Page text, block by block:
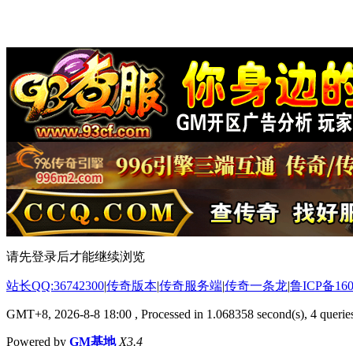
请先登录后才能继续浏览
站长QQ:36742300|传奇版本|传奇服务端|传奇一条龙|鲁ICP备
GMT+8, 2026-8-8 18:00 , Processed in 1.068358 second(s), 4
Powered by GM基地 X3.4